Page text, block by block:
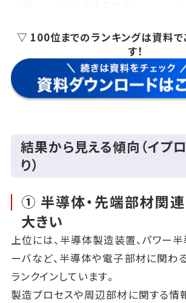
50 ポータブル電源 ↗
▽ 100位までのランキングは資料で
す！
結果から見える傾向（イプ
り）
① 半導体・先端部材関
大きい
上位には、半導体製造装置、パワー半
ーバなど、半導体や電子部材に関わ
ランクインしています。
製造プロセスや周辺部材に関する情